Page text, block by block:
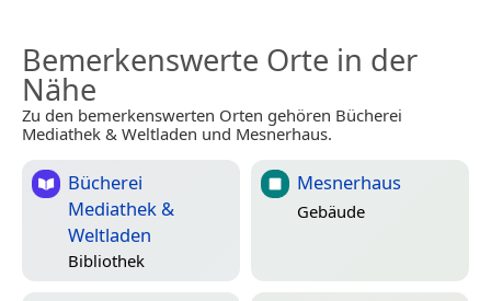
Bemerkenswerte Orte in der
Nähe
Zu den bemerkenswerten Orten gehören Bücherei
Mediathek & Weltladen und Mesnerhaus.
Bücherei
Mediathek &
Weltladen
Bibliothek
Mesnerhaus
Gebäude